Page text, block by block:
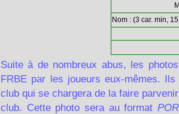
Nom : (3 car. min,
Suite à de nombreux abus, les
FRBE par les joueurs eux-mêmes.
club qui se chargera de la faire
club. Cette photo sera au format